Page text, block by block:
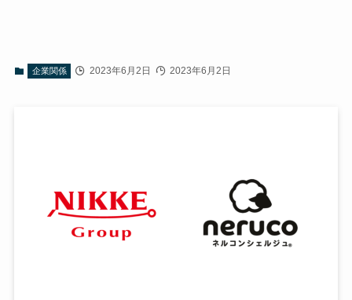
企業関係 2023年6月2日 2023年6月2日